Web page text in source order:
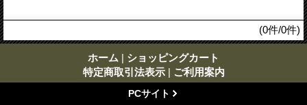
(0件/0件)
ホーム | ショッピングカート
特定商取引法表示 | ご利用案内
PCサイト